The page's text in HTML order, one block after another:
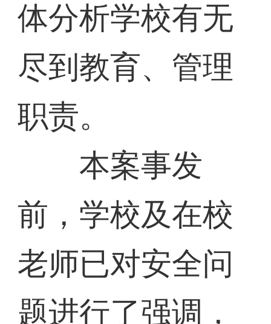
体分析学校有无
尽到教育、管理
职责。
本案事发
前，学校及在校
老师已对安全问
题进行了强调，